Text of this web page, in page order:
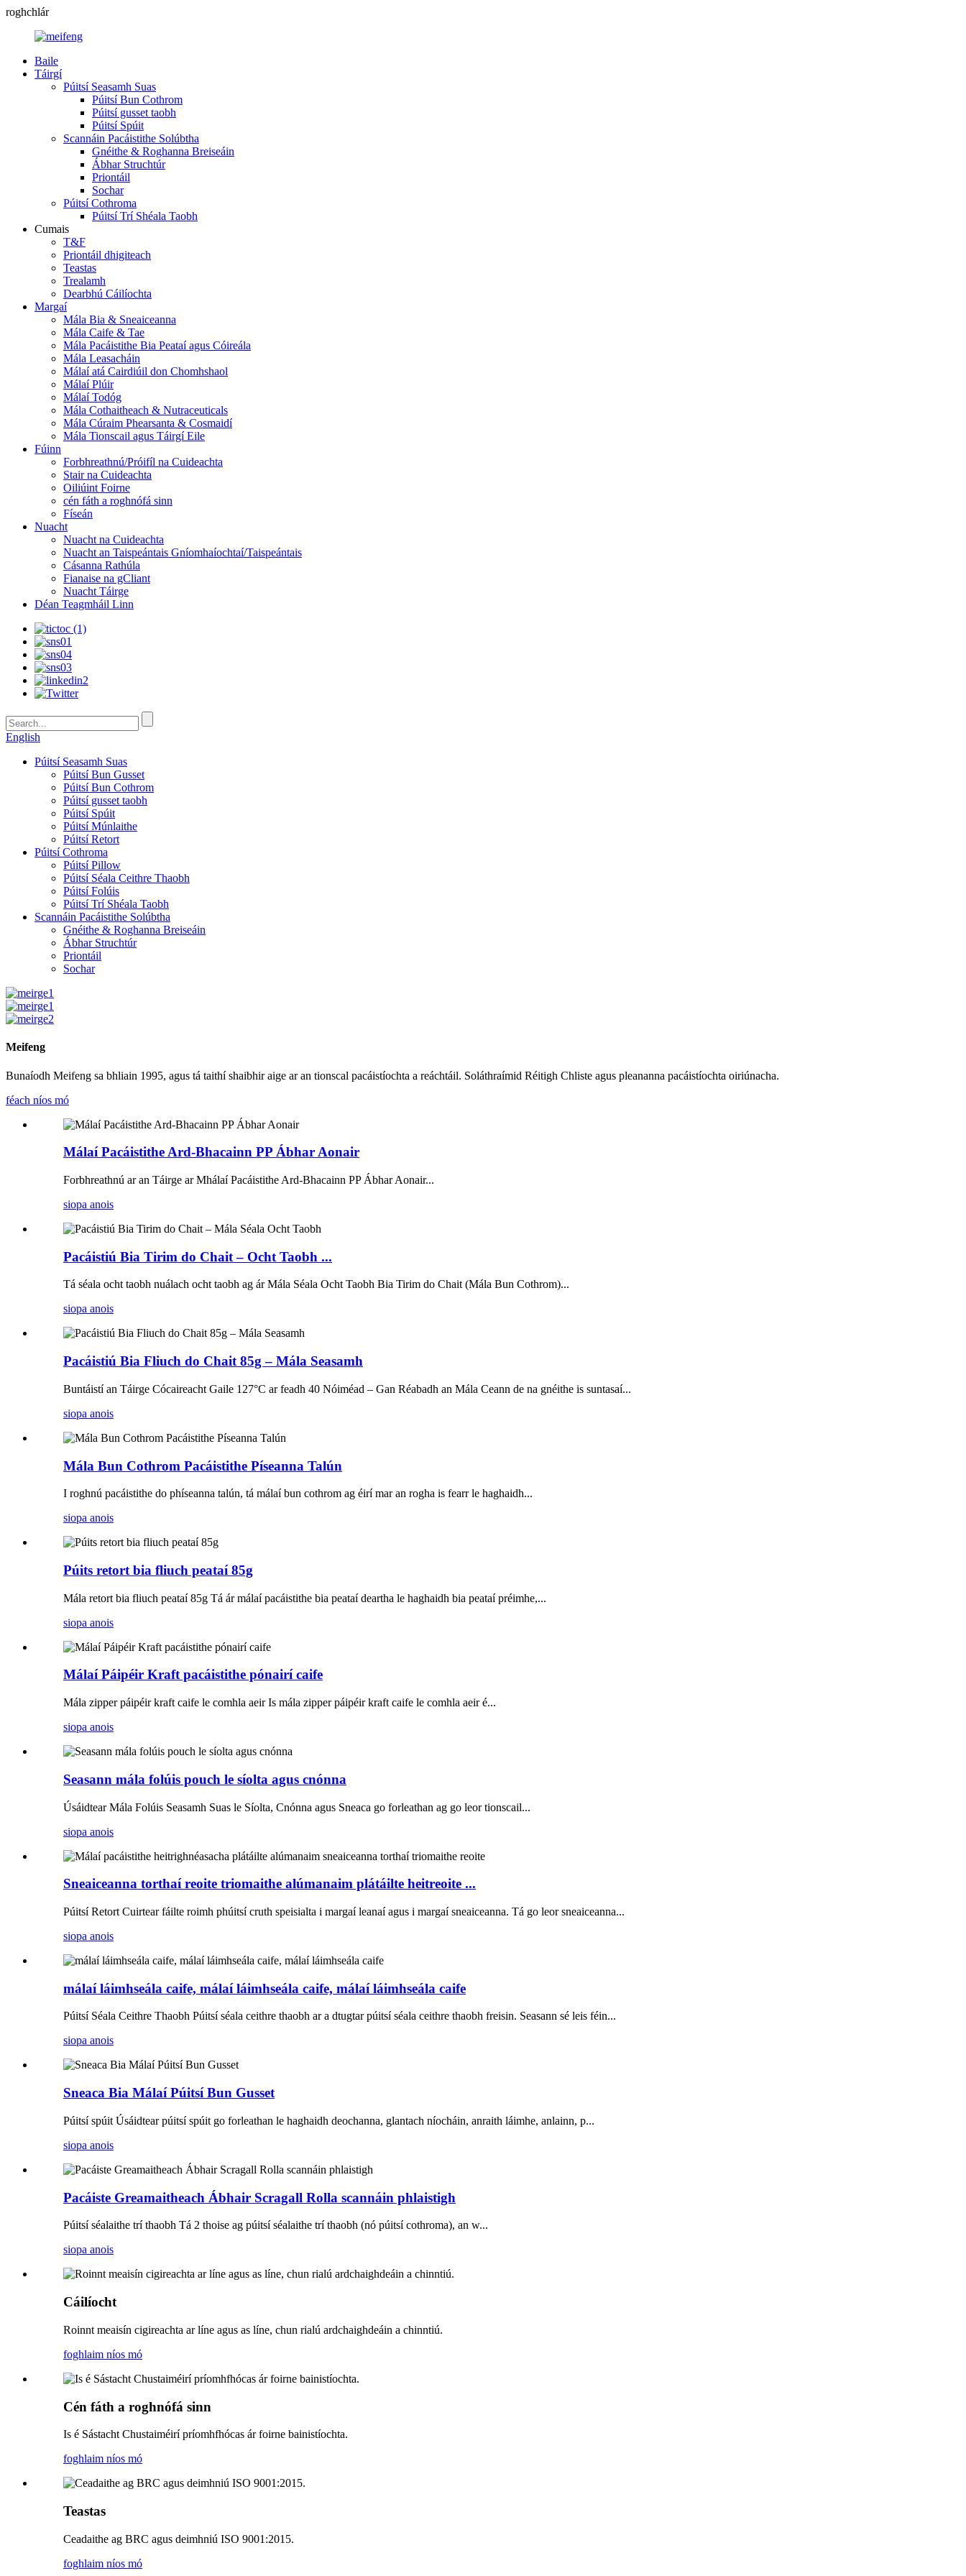
roghchlár
Baile
Táirgí
Púitsí Seasamh Suas
Púitsí Bun Cothrom
Púitsí gusset taobh
Púitsí Spúit
Scannáin Pacáistithe Solúbtha
Gnéithe & Roghanna Breiseáin
Ábhar Struchtúr
Priontáil
Sochar
Púitsí Cothroma
Púitsí Trí Shéala Taobh
Cumais
T&F
Priontáil dhigiteach
Teastas
Trealamh
Dearbhú Cáilíochta
Margaí
Mála Bia & Sneaiceanna
Mála Caife & Tae
Mála Pacáistithe Bia Peataí agus Cóireála
Mála Leasacháin
Málaí atá Cairdiúil don Chomhshaol
Málaí Plúir
Málaí Todóg
Mála Cothaitheach & Nutraceuticals
Mála Cúraim Phearsanta & Cosmaidí
Mála Tionscail agus Táirgí Eile
Fúinn
Forbhreathnú/Próifíl na Cuideachta
Stair na Cuideachta
Oiliúint Foirne
cén fáth a roghnófá sinn
Físeán
Nuacht
Nuacht na Cuideachta
Nuacht an Taispeántais Gníomhaíochtaí/Taispeántais
Cásanna Rathúla
Fianaise na gCliant
Nuacht Táirge
Déan Teagmháil Linn
English
Púitsí Seasamh Suas
Púitsí Bun Gusset
Púitsí Bun Cothrom
Púitsí gusset taobh
Púitsí Spúit
Púitsí Múnlaithe
Púitsí Retort
Púitsí Cothroma
Púitsí Pillow
Púitsí Séala Ceithre Thaobh
Púitsí Folúis
Púitsí Trí Shéala Taobh
Scannáin Pacáistithe Solúbtha
Gnéithe & Roghanna Breiseáin
Ábhar Struchtúr
Priontáil
Sochar
Meifeng
Bunaíodh Meifeng sa bhliain 1995, agus tá taithí shaibhir aige ar an tionscal pacáistíochta a reáchtáil. Soláthraímid Réitigh Chliste agus pleananna pacáistíochta oiriúnacha.
féach níos mó
Málaí Pacáistithe Ard-Bhacainn PP Ábhar Aonair
Forbhreathnú ar an Táirge ar Mhálaí Pacáistithe Ard-Bhacainn PP Ábhar Aonair...
siopa anois
Pacáistiú Bia Tirim do Chait – Ocht Taobh ...
Tá séala ocht taobh nuálach ocht taobh ag ár Mála Séala Ocht Taobh Bia Tirim do Chait (Mála Bun Cothrom)...
siopa anois
Pacáistiú Bia Fliuch do Chait 85g – Mála Seasamh
Buntáistí an Táirge Cócaireacht Gaile 127°C ar feadh 40 Nóiméad – Gan Réabadh an Mála Ceann de na gnéithe is suntasaí...
siopa anois
Mála Bun Cothrom Pacáistithe Píseanna Talún
I roghnú pacáistithe do phíseanna talún, tá málaí bun cothrom ag éirí mar an rogha is fearr le haghaidh...
siopa anois
Púits retort bia fliuch peataí 85g
Mála retort bia fliuch peataí 85g Tá ár málaí pacáistithe bia peataí deartha le haghaidh bia peataí préimhe,...
siopa anois
Málaí Páipéir Kraft pacáistithe pónairí caife
Mála zipper páipéir kraft caife le comhla aeir Is mála zipper páipéir kraft caife le comhla aeir é...
siopa anois
Seasann mála folúis pouch le síolta agus cnónna
Úsáidtear Mála Folúis Seasamh Suas le Síolta, Cnónna agus Sneaca go forleathan ag go leor tionscail...
siopa anois
Sneaiceanna torthaí reoite triomaithe alúmanaim plátáilte heitreoite ...
Púitsí Retort Cuirtear fáilte roimh phúitsí cruth speisialta i margaí leanaí agus i margaí sneaiceanna. Tá go leor sneaiceanna...
siopa anois
málaí láimhseála caife, málaí láimhseála caife, málaí láimhseála caife
Púitsí Séala Ceithre Thaobh Púitsí séala ceithre thaobh ar a dtugtar púitsí séala ceithre thaobh freisin. Seasann sé leis féin...
siopa anois
Sneaca Bia Málaí Púitsí Bun Gusset
Púitsí spúit Úsáidtear púitsí spúit go forleathan le haghaidh deochanna, glantach níocháin, anraith láimhe, anlainn, p...
siopa anois
Pacáiste Greamaitheach Ábhair Scragall Rolla scannáin phlaistigh
Púitsí séalaithe trí thaobh Tá 2 thoise ag púitsí séalaithe trí thaobh (nó púitsí cothroma), an w...
siopa anois
Cáilíocht
Roinnt meaisín cigireachta ar líne agus as líne, chun rialú ardchaighdeáin a chinntiú.
foghlaim níos mó
Cén fáth a roghnófá sinn
Is é Sástacht Chustaiméirí príomhfhócas ár foirne bainistíochta.
foghlaim níos mó
Teastas
Ceadaithe ag BRC agus deimhniú ISO 9001:2015.
foghlaim níos mó